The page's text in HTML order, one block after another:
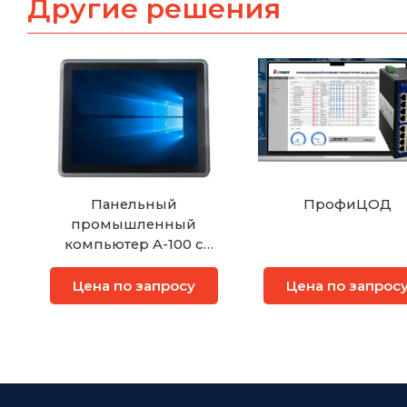
Другие решения
Панельный
промышленный
компьютер A-100 с
сенсорным экраном
Цена по запросу
ПрофиЦОД
Цена по